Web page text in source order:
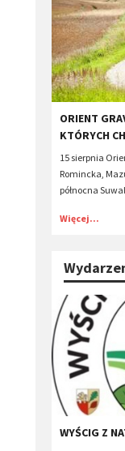
ORIENT
KTÓRYCH
15 sierpnia
Romincka,
północna
Więcej...
WYŚCIG Z